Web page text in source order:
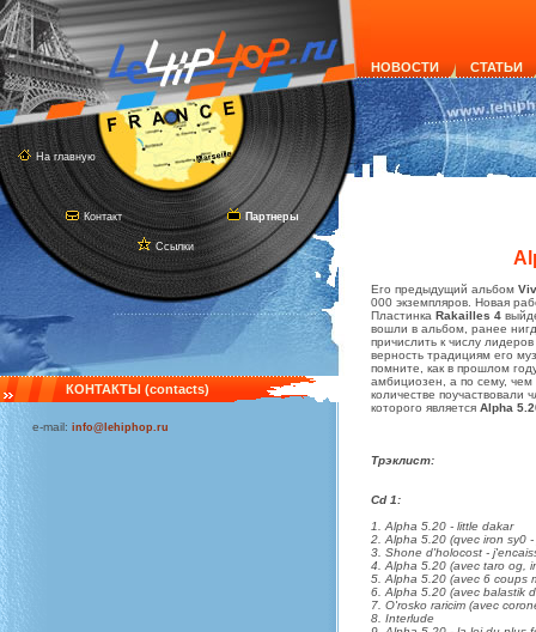
На главную
Контакт
Ссылки
Партнеры
НОВОСТИ СТАТЬИ
КОНТАКТЫ (contacts)
e-mail: info@lehiphop.ru
Его предыдущий альбом
000 экземпляров. Новая
Пластинка Rakailles 4
вошли в альбом, ранее
причислить к числу
верность традициям его
помните, как в прошлом
амбициозен, а по сему,
количестве поучаствовали
которого является Alpha
Трэклист:
Cd 1:
1. Alpha 5.20 - little dakar
2. Alpha 5.20 (qvec iron sy0
3. Shone d'holocost -
4. Alpha 5.20 (avec taro og,
5. Alpha 5.20 (avec 6 coups
6. Alpha 5.20 (avec balastik
7. O'rosko raricim (avec
8. Interlude